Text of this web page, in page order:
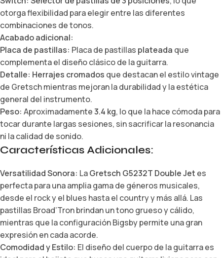
otorga flexibilidad para elegir entre las diferentes
combinaciones de tonos.
Acabado adicional:
Placa de pastillas: Placa de pastillas plateada que
complementa el diseño clásico de la guitarra.
Detalle: Herrajes cromados que destacan el estilo vintage
de Gretsch mientras mejoran la durabilidad y la estética
general del instrumento.
Peso: Aproximadamente3.4 kg, lo que la hace cómoda para
tocar durante largas sesiones, sin sacrificar la resonancia
ni la calidad de sonido.
Características Adicionales:
Versatilidad Sonora: LaGretsch G5232T Double Jet es
perfecta para una amplia gama de géneros musicales,
desde el rock y el blues hasta el country y más allá. Las
pastillas Broad’Tron brindan un tono grueso y cálido,
mientras que la configuración Bigsby permite una gran
expresión en cada acorde.
Comodidad y Estilo: El diseño del cuerpo de la guitarra es